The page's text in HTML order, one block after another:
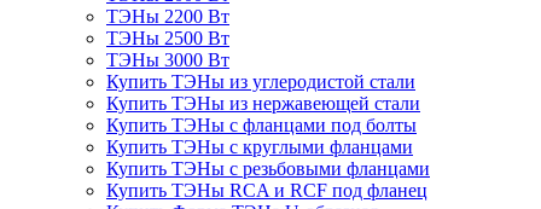
ТЭНы 2200 Вт
ТЭНы 2500 Вт
ТЭНы 3000 Вт
Купить ТЭНы из углеродистой стали
Купить ТЭНы из нержавеющей стали
Купить ТЭНы с фланцами под болты
Купить ТЭНы с круглыми фланцами
Купить ТЭНы с резьбовыми фланцами
Купить ТЭНы RCA и RCF под фланец